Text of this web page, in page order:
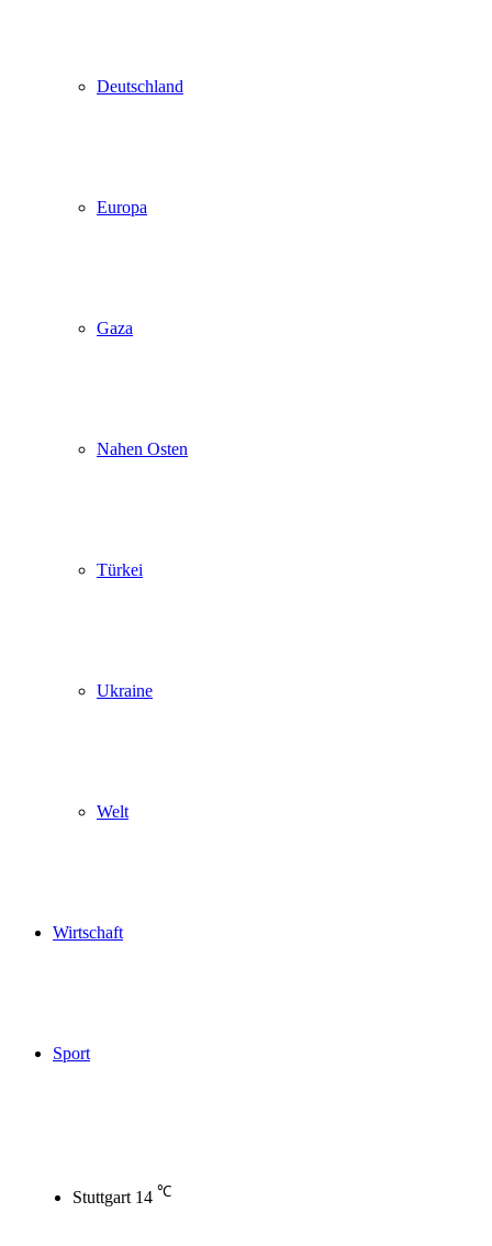
Deutschland
Europa
Gaza
Nahen Osten
Türkei
Ukraine
Welt
Wirtschaft
Sport
Stuttgart 14 ℃